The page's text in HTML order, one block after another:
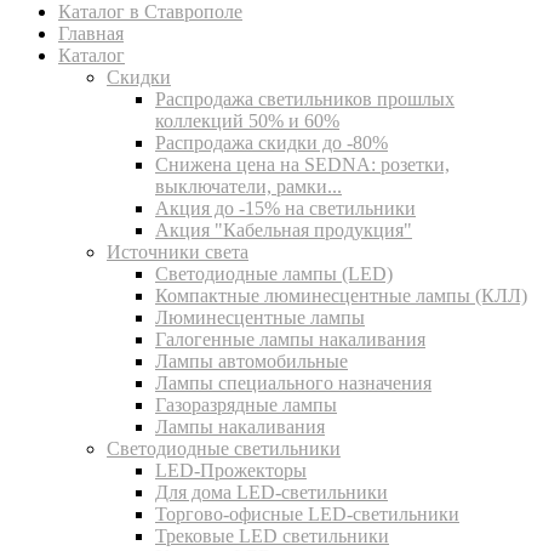
Каталог в Ставрополе
Главная
Каталог
Скидки
Распродажа светильников прошлых
коллекций 50% и 60%
Распродажа скидки до -80%
Cнижена цена на SEDNA: розетки,
выключатели, рамки...
Акция до -15% на светильники
Акция "Кабельная продукция"
Источники света
Светодиодные лампы (LED)
Компактные люминесцентные лампы (КЛЛ)
Люминесцентные лампы
Галогенные лампы накаливания
Лампы автомобильные
Лампы специального назначения
Газоразрядные лампы
Лампы накаливания
Светодиодные светильники
LED-Прожекторы
Для дома LED-светильники
Торгово-офисные LED-светильники
Трековые LED светильники